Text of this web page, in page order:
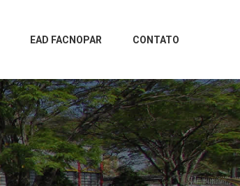
EAD FACNOPAR CONTATO